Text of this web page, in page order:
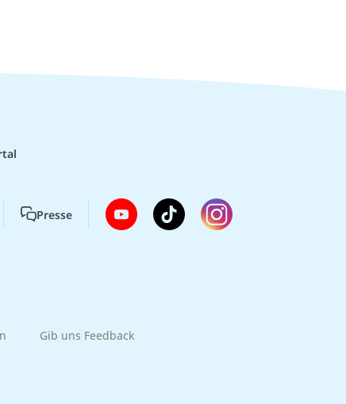
Presse
Gib uns Feedback